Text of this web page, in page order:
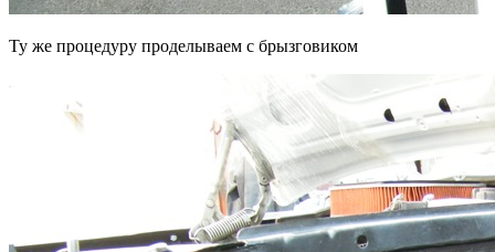
Ту же процедуру проделываем с брызговиком